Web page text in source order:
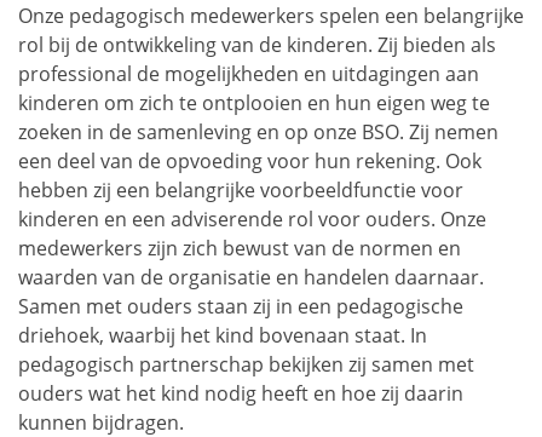
Onze pedagogisch medewerkers spelen een belangrijke
rol bij de ontwikkeling van de kinderen. Zij bieden als
professional de mogelijkheden en uitdagingen aan
kinderen om zich te ontplooien en hun eigen weg te
zoeken in de samenleving en op onze BSO. Zij nemen
een deel van de opvoeding voor hun rekening. Ook
hebben zij een belangrijke voorbeeldfunctie voor
kinderen en een adviserende rol voor ouders. Onze
medewerkers zijn zich bewust van de normen en
waarden van de organisatie en handelen daarnaar.
Samen met ouders staan zij in een pedagogische
driehoek, waarbij het kind bovenaan staat. In
pedagogisch partnerschap bekijken zij samen met
ouders wat het kind nodig heeft en hoe zij daarin
kunnen bijdragen.